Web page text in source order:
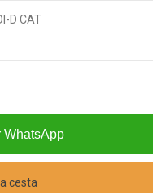
D CAT
WhatsApp
cesta